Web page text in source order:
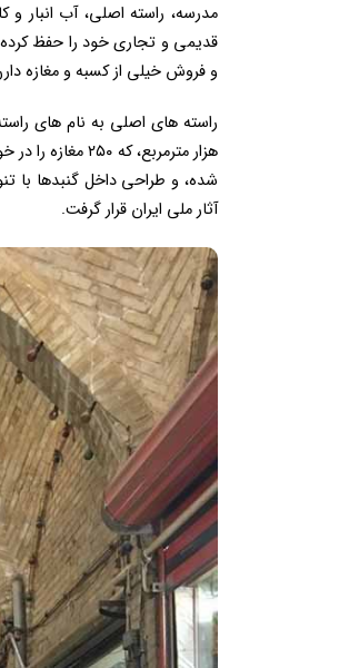
مدرسه، راسته اصلی، آب انبار
قدیمی و تجاری خود را حفظ
و فروش خیلی از کسبه و مغازه
هزار مترمربع،
آثار ملی ایران قرار گرفت.